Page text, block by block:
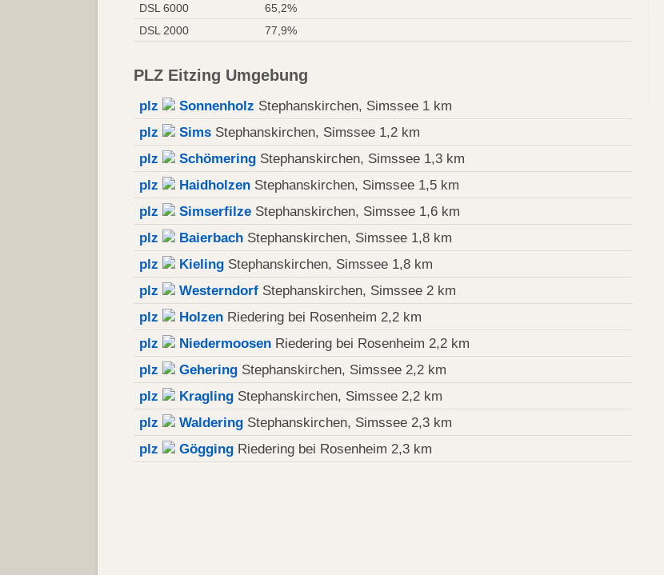
DSL 6000
65,2%
DSL 2000
77,9%
PLZ Eitzing Umgebung
plz Sonnenholz Stephanskirchen, Simssee 1 km
plz
Sims Stephanskirchen, Simssee 1,2 km
plz
Schömering Stephanskirchen, Simssee 1,3 km
plz
Haidholzen Stephanskirchen, Simssee 1,5 km
plz
Simserfilze Stephanskirchen, Simssee 1,6 km
plz
Baierbach Stephanskirchen, Simssee 1,8 km
plz
Kieling Stephanskirchen, Simssee 1,8 km
plz
Westerndorf Stephanskirchen, Simssee 2 km
plz
Holzen Riedering bei Rosenheim 2,2 km
plz
Niedermoosen Riedering bei Rosenheim 2,2 km
plz
Gehering Stephanskirchen, Simssee 2,2 km
plz
Kragling Stephanskirchen, Simssee 2,2 km
plz
Waldering Stephanskirchen, Simssee 2,3 km
plz
Gögging Riedering bei Rosenheim 2,3 km